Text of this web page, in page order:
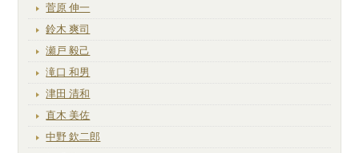
菅原 伸一
鈴木 爽司
瀬戸 毅己
滝口 和男
津田 清和
直木 美佐
中野 欽二郎